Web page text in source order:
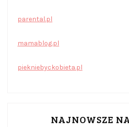
parental.pl
mamablog.pl
piekniebyckobieta.pl
NAJNOWSZE